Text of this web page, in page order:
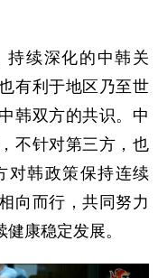
持续深化的中韩关
有利于地区乃至世
韩双方的共识。中
不针对第三方，也
对韩政策保持连续
向而行，共同努力
康稳定发展。